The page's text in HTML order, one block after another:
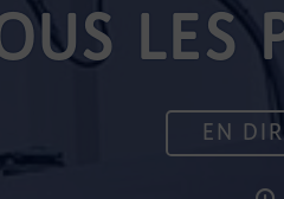
LES
EN